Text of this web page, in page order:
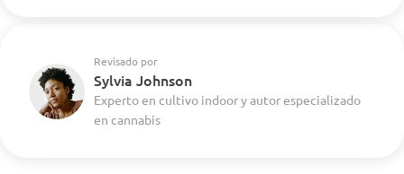
Revisado por
Sylvia Johnson
Experto en cultivo indoor y autor especializado
en cannabis